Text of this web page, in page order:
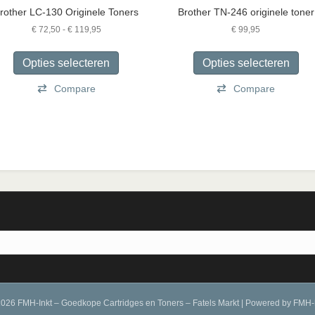
LC-130 Originele Toners
€72,50 - €119,95Prijsklasse:
tot
€ 119,95
Opties selecteren
heeft
worden
Compare
Brother TN-246 originele toner
€ 99,95
Opties selecteren
heeft
Compare
FMH-Inkt – Goedkope Cartridges en Toners – Fatels Markt | Powered by